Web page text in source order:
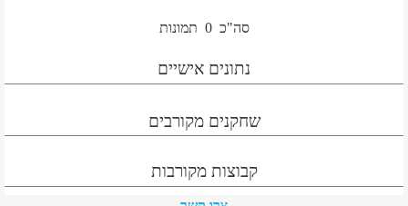
סה"כ 0 תמונות
נתונים אישיים
שחקנים מקורבים
קבוצות מקורבות